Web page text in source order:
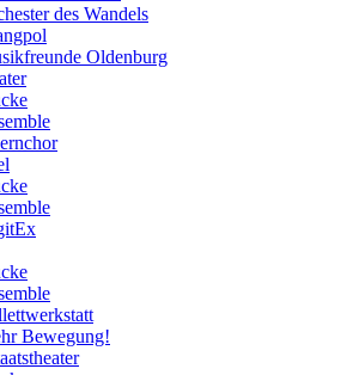
des Wandels
Oldenburg
Bewegung!